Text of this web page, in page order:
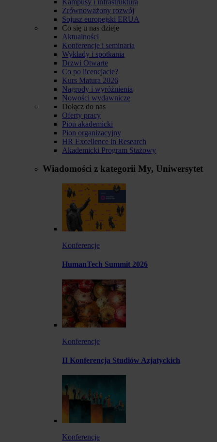
Zrównoważony rozwój
Sojusz europejski ERUA
Co się u nas dzieje
Aktualności
Konferencje i seminaria
Wykłady i spotkania
Drzwi Otwarte
Co po licencjacie?
Kurs Matura 2026
Nagrody i wyróżnienia
Nowości wydawnicze
Dołącz do nas
Oferty pracy
Pion akademicki
Pion organizacyjny
HR Excellence in Research
Akademicki Program Stażowy
Wiadomości z kategorii My, Uniwersytet
Konferencje
HumanTech Summit 2026
Konferencje
II Konferencja Studiów Azjatyckich
Konferencje